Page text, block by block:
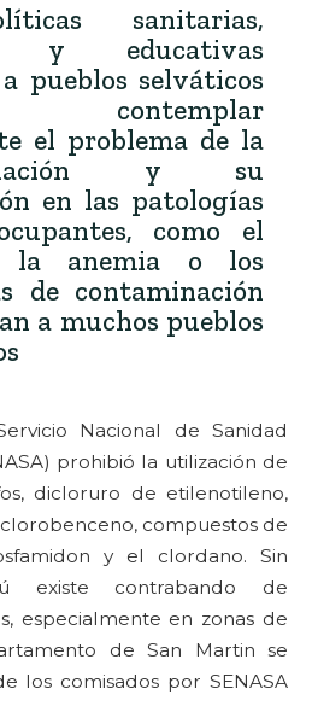
sanitarias,
y educativas
pueblos selváticos
contemplar
el problema de la
y su
en las patologías
como el
la anemia o los
de contaminación
a muchos pueblos
Nacional de Sanidad
prohibió la utilización de
dicloruro de etilenotileno,
compuestos de
y el clordano. Sin
existe contrabando de
especialmente en zonas de
de San Martin se
los comisados por SENASA